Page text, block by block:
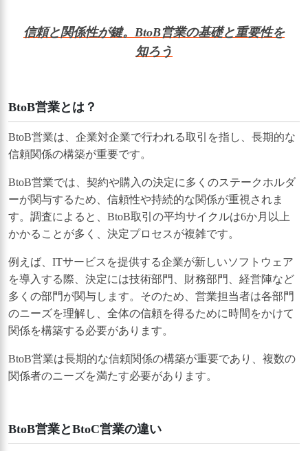
信頼と関係性が鍵。BtoB営業の基礎と重要性を
知ろう
BtoB営業とは？
BtoB営業は、企業対企業で行われる取引を指し、長期的な
信頼関係の構築が重要です。
BtoB営業では、契約や購入の決定に多くのステークホルダ
ーが関与するため、信頼性や持続的な関係が重視されま
す。調査によると、BtoB取引の平均サイクルは6か月以上
かかることが多く、決定プロセスが複雑です。
例えば、ITサービスを提供する企業が新しいソフトウェア
を導入する際、決定には技術部門、財務部門、経営陣など
多くの部門が関与します。そのため、営業担当者は各部門
のニーズを理解し、全体の信頼を得るために時間をかけて
関係を構築する必要があります。
BtoB営業は長期的な信頼関係の構築が重要であり、複数の
関係者のニーズを満たす必要があります。
BtoB営業とBtoC営業の違い